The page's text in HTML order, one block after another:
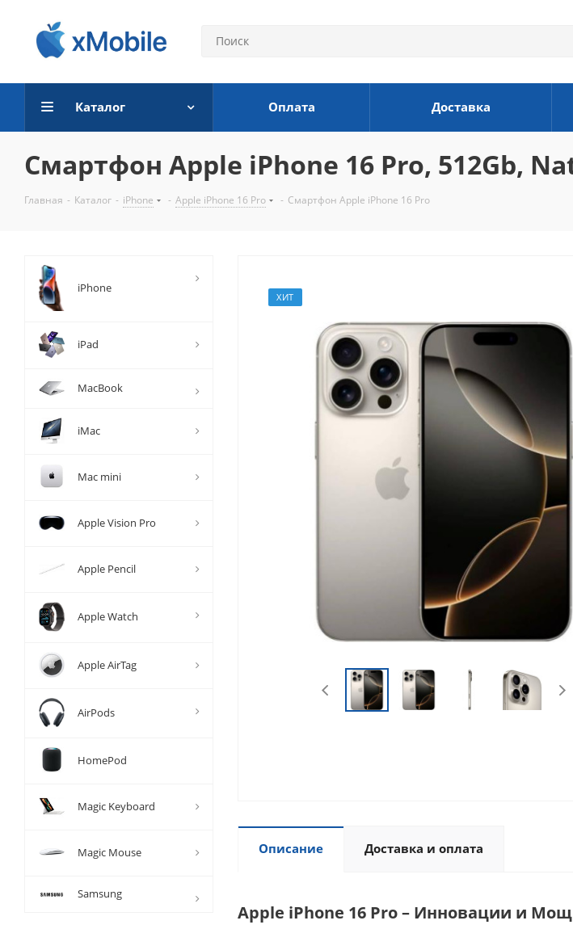
Каталог Оплата Доставка
Смартфон Apple iPhone 16 Pro, 512Gb,
Главная - Каталог - iPhone - Apple iPhone 16 Pro - Смартфон Apple iPhone 16 Pro
ХИТ
Описание Доставка и оплата
Apple iPhone 16 Pro – Инновации и
iPhone
iPad
MacBook
iMac
Mac mini
Apple Vision Pro
Apple Pencil
Apple Watch
Apple AirTag
AirPods
HomePod
Magic Keyboard
Magic Mouse
Samsung